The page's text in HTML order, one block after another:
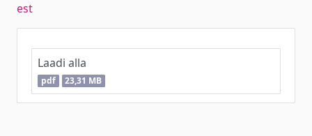
est
Laadi alla
pdf 23,31 MB